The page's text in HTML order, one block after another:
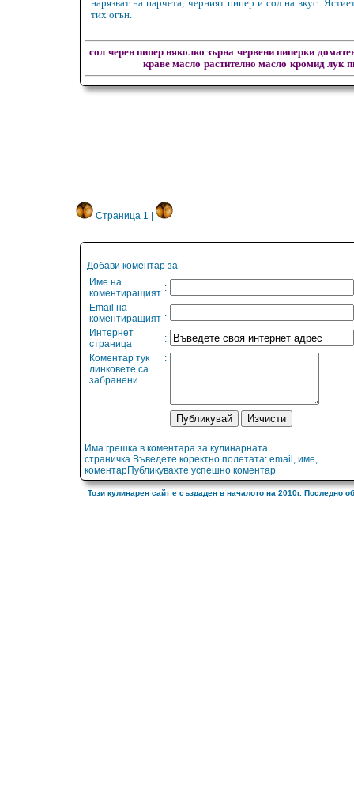
нарязват на парчета, черният пипер и сол на вкус.
тих огън.
сол черен пипер няколко зърна червени пиперки
краве масло растително масло кромид лук
Страница 1 |
Добави коментар за
Име на
коментиращият :
Email на
коментиращият :
Интернет
страница
:
Коментар тук
линковете са
забранени
:
Има грешка в коментара за кулинарната
страничка.Въведете коректно полетата: email, име,
коментарПубликувахте успешно коментар
Този кулинарен сайт е създаден в началото на 2010г. Последно